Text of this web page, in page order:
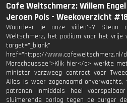
Cafe Weltschmerz: Willem
Jeroen Pols - Weekoverzicht
Waardeer je onze video's? Steun
Weltschmerz, het podium voor het vrije
target="_blank"
href="https://www.cafeweltschmerz.nl/
Marechaussee">Klik hier</a> werkte
minister verzweeg contract voor
Alles is weer zogenaamd
patronen inmiddels heel
sluimerende oorlog tegen de burger